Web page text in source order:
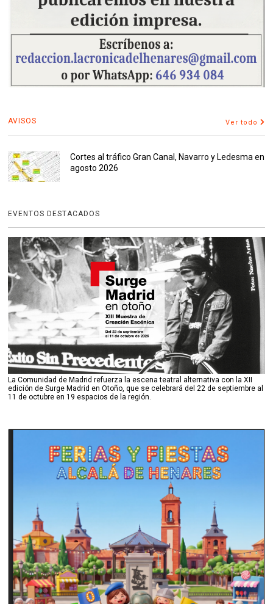
AVISOS Ver todo
Cortes al tráfico Gran Canal, Navarro y Ledesma en
agosto 2026
EVENTOS DESTACADOS
La Comunidad de Madrid refuerza la escena teatral alternativa con la XII
edición de Surge Madrid en Otoño, que se celebrará del 22 de septiembre al
11 de octubre en 19 espacios de la región.